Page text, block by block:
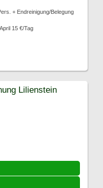
+ Endreinigung/Belegung
15 €/Tag
Lilienstein